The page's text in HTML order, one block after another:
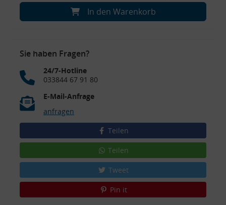
In den Warenkorb
Sie haben Fragen?
24/7-Hotline
033844 67 91 80
E-Mail-Anfrage
anfragen
Teilen
Teilen
Tweet
Pin it